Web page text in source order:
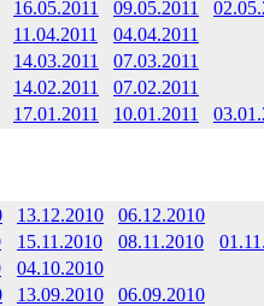
16.05.2011 09.05.2011
11.04.2011
04.04.2011
14.03.2011
07.03.2011
14.02.2011
07.02.2011
17.01.2011 10.01.2011
13.12.2010
06.12.2010
15.11.2010 08.11.2010
04.10.2010
13.09.2010
06.09.2010